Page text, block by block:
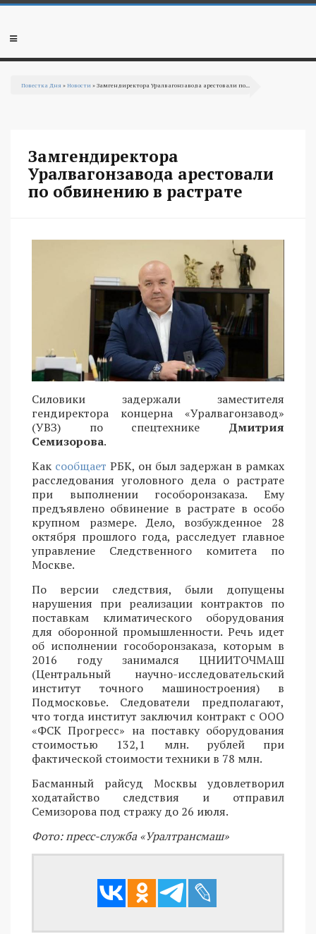
Перейти к основному содержанию
Мобильное
Повестка Дня »Новости » Замгендиректора Уралвагонзавода арестовали по...
Замгендиректора
Уралвагонзавода арестовали
по обвинению в растрате
Силовики задержали заместителя
гендиректора концерна «Уралвагонзавод»
(УВЗ) по спецтехнике Дмитрия
Семизорова.
Как сообщает РБК, он был задержан в рамках
расследования уголовного дела о растрате
при выполнении гособоронзаказа. Ему
предъявлено обвинение в растрате в особо
крупном размере. Дело, возбужденное 28
октября прошлого года, расследует главное
управление Следственного комитета по
Москве.
По версии следствия, были допущены
нарушения при реализации контрактов по
поставкам климатического оборудования
для оборонной промышленности. Речь идет
об исполнении гособоронзаказа, которым в
2016 году занимался ЦНИИТОЧМАШ
(Центральный научно-исследовательский
институт точного машиностроения) в
Подмосковье. Следователи предполагают,
что тогда институт заключил контракт с ООО
«ФСК Прогресс» на поставку оборудования
стоимостью 132,1 млн. рублей при
фактической стоимости техники в 78 млн.
Басманный райсуд Москвы удовлетворил
ходатайство следствия и отправил
Семизорова под стражу до 26 июля.
Фото: пресс-служба «Уралтрансмаш»